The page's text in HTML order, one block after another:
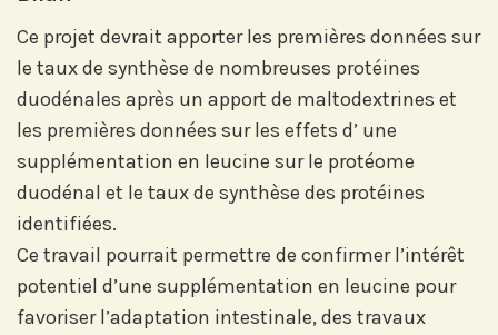
Ce projet devrait apporter les premières données sur
le taux de synthèse de nombreuses protéines
duodénales après un apport de maltodextrines et
les premières données sur les effets d’ une
supplémentation en leucine sur le protéome
duodénal et le taux de synthèse des protéines
identifiées.
Ce travail pourrait permettre de confirmer l’intérêt
potentiel d’une supplémentation en leucine pour
favoriser l’adaptation intestinale, des travaux
Abonnez-vous sur LinkedIn
Si vous préférez suivre notre actu par
mail, recevez nos newsletters en
fonction de vos centres d'intérêt :